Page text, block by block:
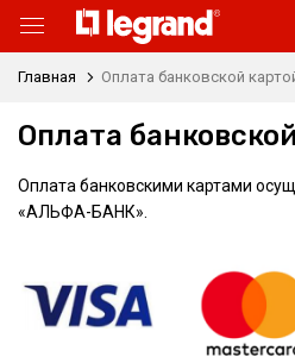
Главная Оплата банковской
Оплата
Оплата банковскими картами
«АЛЬФА-БАНК».